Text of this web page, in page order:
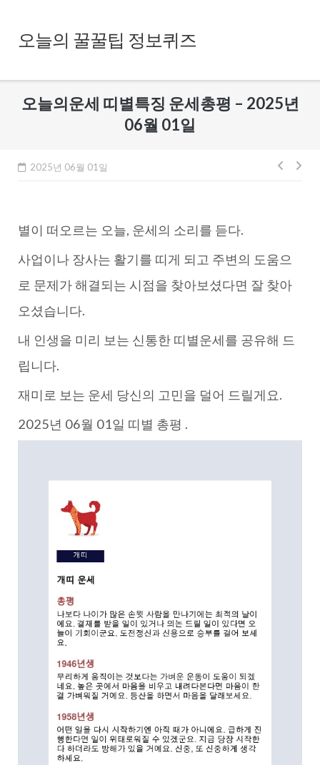
content오늘의 꿀꿀팁 정보퀴즈
오늘의운세 띠별특징 운세총평 – 2025년
06월 01일
2025년 06월 01일
글
이
별이 떠오르는 오늘, 운세의 소리를 듣다.
사업이나 장사는 활기를 띠게 되고 주변의 도움으
로 문제가 해결되는 시점을 찾아보셨다면 잘 찾아
오셨습니다.
내 인생을 미리 보는 신통한 띠별운세를 공유해 드
립니다.
재미로 보는 운세 당신의 고민을 덜어 드릴게요.
2025년 06월 01일 띠별 총평 .